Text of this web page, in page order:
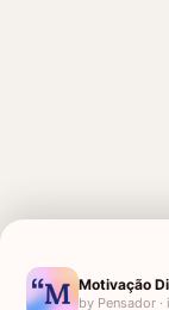
Motivação
by Pensador ·